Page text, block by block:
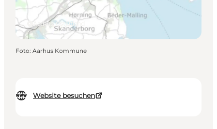
Website besuchen
Aarhus, Ostjütland
Foto: Aarhus Kommune